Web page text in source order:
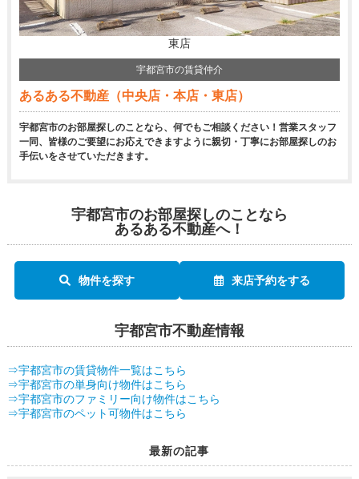
東店
宇都宮市の賃貸仲介
あるある不動産（中央店・本店・東店）
宇都宮市のお部屋探しのことなら、何でもご相談ください！営業スタッフ
一同、皆様のご要望にお応えできますように親切・丁寧にお部屋探しのお
手伝いをさせていただきます。
宇都宮市のお部屋探しのことなら
あるある不動産へ！
物件を探す 来店予約をする
宇都宮市不動産情報
⇒宇都宮市の賃貸物件一覧はこちら
⇒宇都宮市の単身向け物件はこちら
⇒宇都宮市のファミリー向け物件はこちら
⇒宇都宮市のペット可物件はこちら
最新の記事